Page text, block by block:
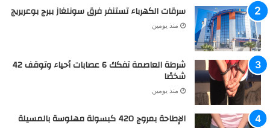
سرقات الكهرباء تستنفر فرق سونلغاز ببرج بوعريريج
منذ يومين
شرطة العاصمة تفكك 6 عصابات أحياء وتوقف 42
شخصًا
منذ يومين
الإطاحة بمروج 420 كبسولة مهلوسة بالمسيلة